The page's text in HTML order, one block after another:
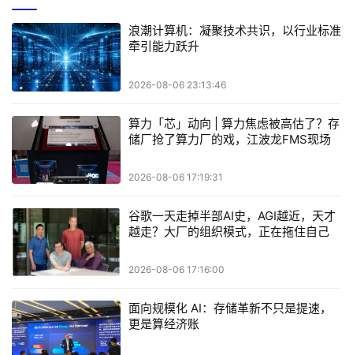
浪潮计算机：凝聚技术共识，以行业标准
牵引能力跃升
2026-08-06 23:13:46
算力「芯」动向 | 算力焦虑被高估了？存
储厂抢了算力厂的戏，江波龙FMS现场
2026-08-06 17:19:31
谷歌一天走掉半部AI史，AGI越近，天才
越走？大厂的组织模式，正在拖住自己的
2026-08-06 17:16:00
面向规模化 AI：存储革新不只是提速，
更是算经济账